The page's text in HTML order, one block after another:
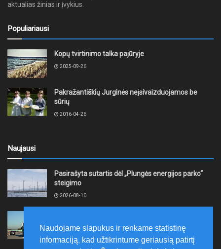
aktualias žinias ir įvykius.
Populiariausi
Kopų tvirtinimo talka pajūryje
2025-09-26
Pakražantiškių Jurginės neįsivaizduojamos be
sūrių
2016-04-26
Naujausi
Pasirašyta sutartis dėl „Plungės energijos parko“
steigimo
2026-08-10
degalinėse sumažėjo
2026-08-10
Naudojame slapukus ir renkame statistinę
informaciją, kad užtikrintume geriausią patirtį